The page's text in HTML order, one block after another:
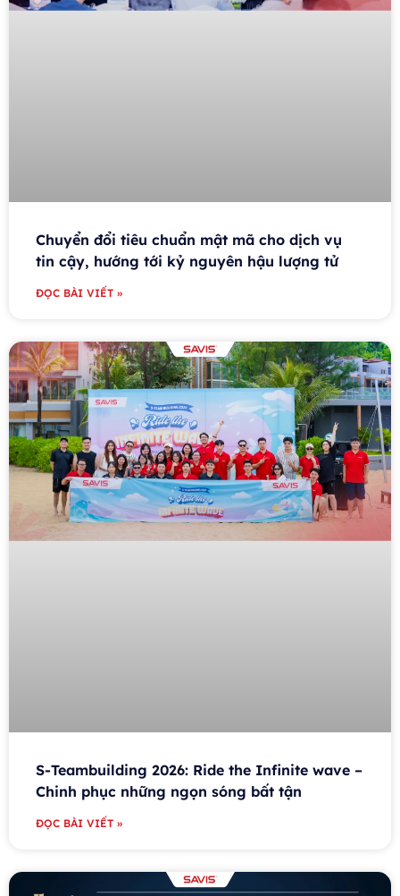
Chuyển đổi tiêu chuẩn mật mã cho dịch vụ
tin cậy, hướng tới kỷ nguyên hậu lượng tử
ĐỌC BÀI VIẾT »
S-Teambuilding 2026: Ride the Infinite wave –
Chinh phục những ngọn sóng bất tận
ĐỌC BÀI VIẾT »